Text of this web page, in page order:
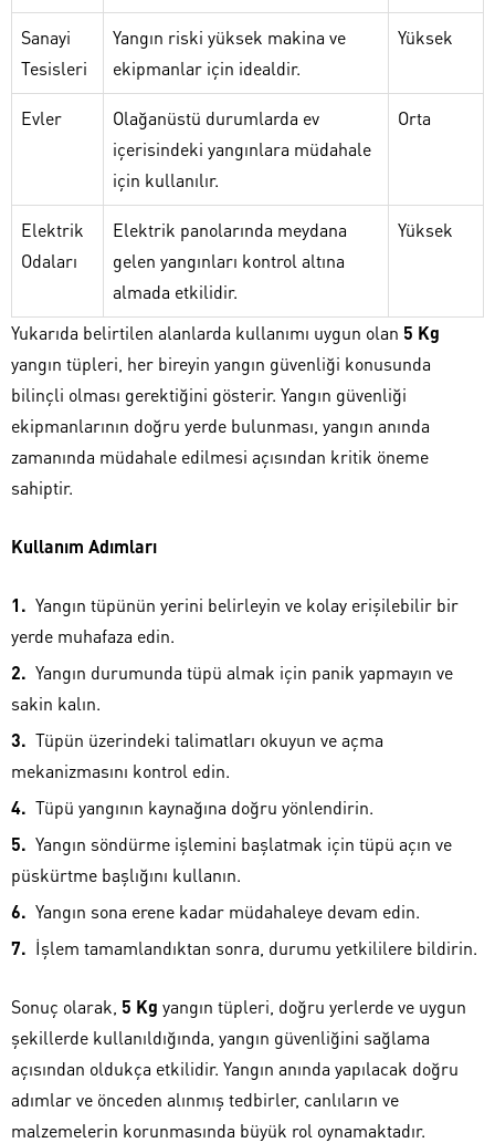
Sanayi
Tesisleri
Yangın riski yüksek makina ve
ekipmanlar için idealdir.
Yüksek
Evler
Olağanüstü durumlarda ev
içerisindeki yangınlara müdahale
için kullanılır.
Orta
Elektrik
Odaları
Elektrik panolarında meydana
gelen yangınları kontrol altına
almada etkilidir.
Yüksek
Yukarıda belirtilen alanlarda kullanımı uygun olan 5 Kg
yangın tüpleri, her bireyin yangın güvenliği konusunda
bilinçli olması gerektiğini gösterir. Yangın güvenliği
ekipmanlarının doğru yerde bulunması, yangın anında
zamanında müdahale edilmesi açısından kritik öneme
sahiptir.
Kullanım Adımları
Yangın tüpünün yerini belirleyin ve kolay erişilebilir bir
yerde muhafaza edin.
Yangın durumunda tüpü almak için panik yapmayın ve
sakin kalın.
Tüpün üzerindeki talimatları okuyun ve açma
mekanizmasını kontrol edin.
Tüpü yangının kaynağına doğru yönlendirin.
Yangın söndürme işlemini başlatmak için tüpü açın ve
püskürtme başlığını kullanın.
Yangın sona erene kadar müdahaleye devam edin.
İşlem tamamlandıktan sonra, durumu yetkililere bildirin.
Sonuç olarak, 5 Kg yangın tüpleri, doğru yerlerde ve uygun
şekillerde kullanıldığında, yangın güvenliğini sağlama
açısından oldukça etkilidir. Yangın anında yapılacak doğru
adımlar ve önceden alınmış tedbirler, canlıların ve
malzemelerin korunmasında büyük rol oynamaktadır.